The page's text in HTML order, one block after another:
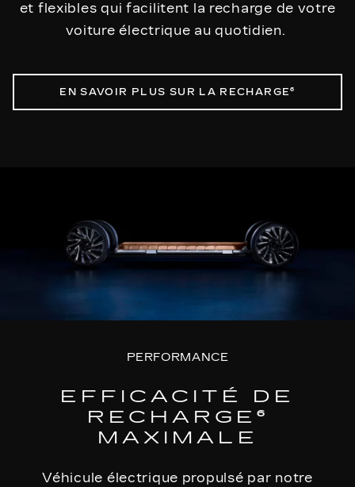
et flexibles qui facilitent la recharge de votre
voiture électrique au quotidien.
EN SAVOIR PLUS SUR LA RECHARGE⁶
PERFORMANCE
EFFICACITÉ DE
RECHARGE⁶
MAXIMALE
Véhicule électrique propulsé par notre